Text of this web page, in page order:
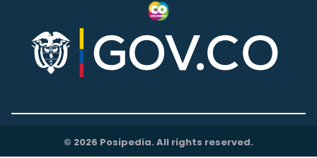
© 2026 Posipedia. All rights reserved.